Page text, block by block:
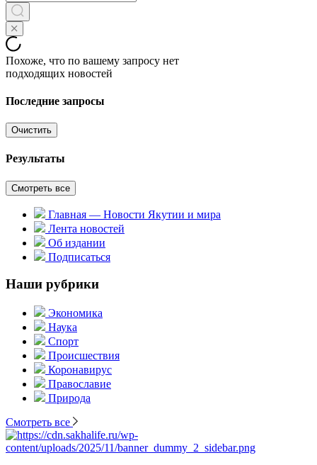
Похоже, что по вашему запросу нет
подходящих новостей
Последние запросы
Очистить
Результаты
Смотреть все
Главная — Новости Якутии и мира
Лента новостей
Об издании
Подписаться
Наши рубрики
Экономика
Наука
Спорт
Происшествия
Коронавирус
Православие
Природа
Смотреть все